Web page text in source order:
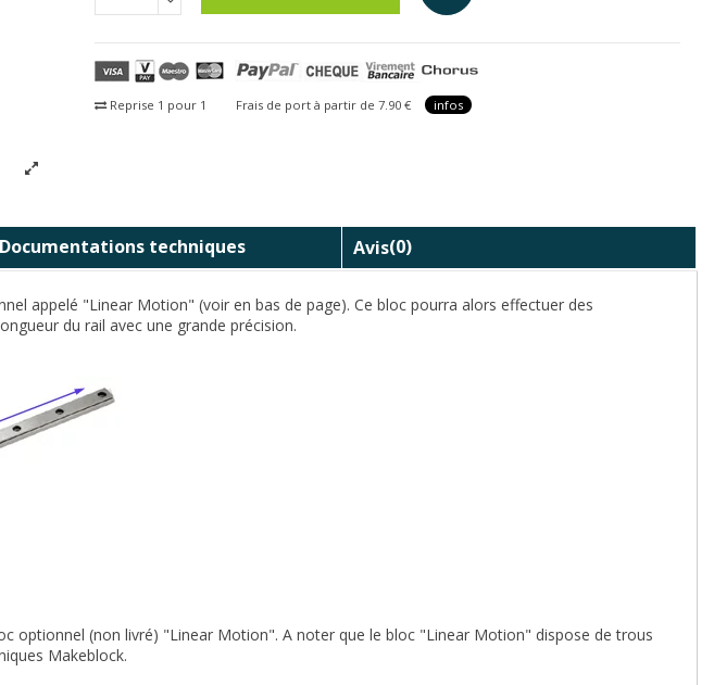
Reprise 1 pour 1 Frais de port à partir de 7.90 € infos
Documentations techniques Avis(0)
appelé "Linear Motion" (voir en bas de page). Ce bloc pourra alors effectuer des
du rail avec une grande précision.
optionnel (non livré) "Linear Motion". A noter que le bloc "Linear Motion" dispose de trous
Makeblock.